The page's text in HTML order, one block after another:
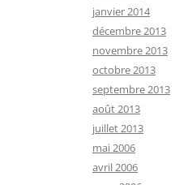
janvier 2014
décembre 2013
novembre 2013
octobre 2013
septembre 2013
août 2013
juillet 2013
mai 2006
avril 2006